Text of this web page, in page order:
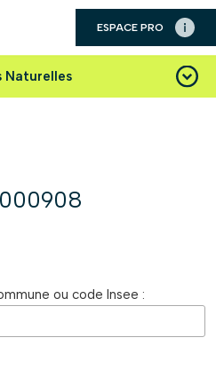
ESPACE PRO
Naturelles
ou code Insee :